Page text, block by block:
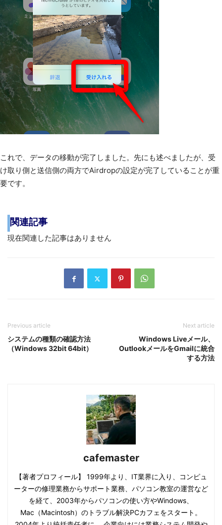
これで、データの移動が完了しました。先にも述べましたが、受
け取り側と送信側の両方でAirdropの設定が完了していることが重
要です。
関連記事
現在関連した記事はありません
Previous article
システムの種類の確認方法
（Windows 32bit 64bit）
Next article
Windows Liveメール、
OutlookメールをGmailに統合
する方法
cafemaster
【著者プロフィール】 1999年より、IT業界に入り、コンピュ
ーターの修理業務からサポート業務、パソコン教室の運営など
を経て、2003年からパソコンの使い方やWindows、
Mac（Macintosh）のトラブル解決PCカフェをスタート。